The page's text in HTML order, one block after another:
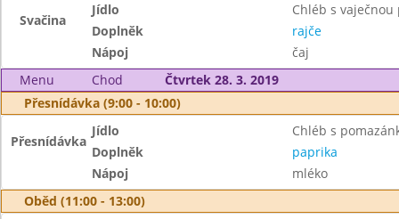
Svačina
Jídlo
Chléb s vaječnou
Doplněk
rajče
Nápoj
čaj
Menu
Chod
Čtvrtek 28. 3. 2019
Přesnídávka (9:00 - 10:00)
Přesnídávka
Jídlo
Chléb s
Doplněk
paprika
Nápoj
mléko
Oběd (11:00 - 13:00)